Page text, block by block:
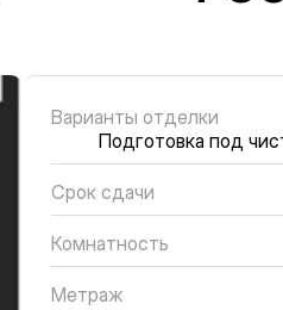
Варианты отделки
Подготовка под
Срок сдачи
Комнатность
Метраж